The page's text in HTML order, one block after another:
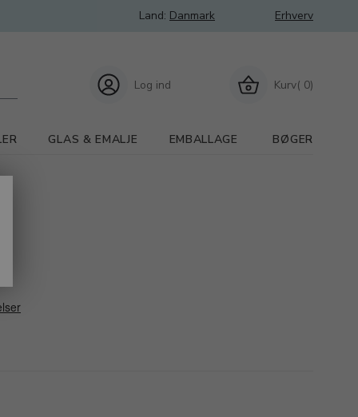
Land: Danmark Erhverv
Kurv( 0)
Log ind
GLAS & EMALJE EMBALLAGE BØGER